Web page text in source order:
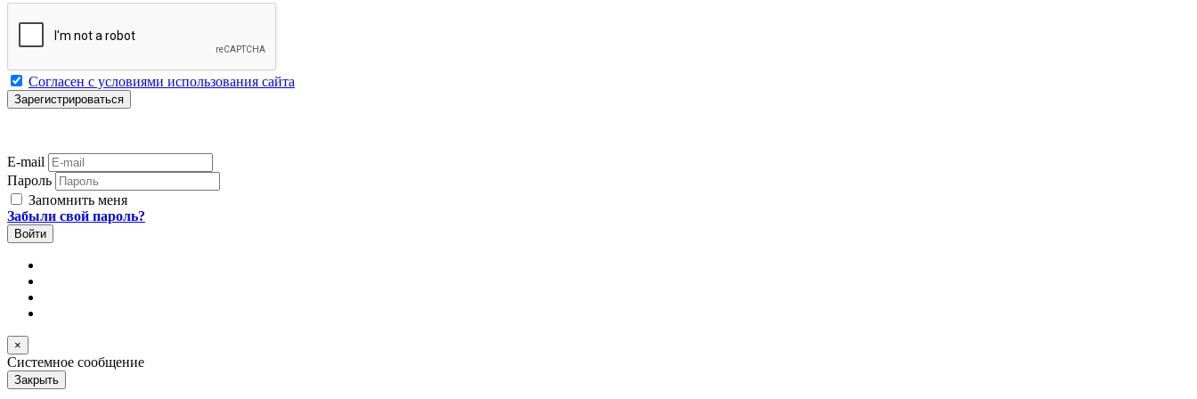
Согласен с условиями использования сайта
E-mail
Пароль
Запомнить меня
Забыли свой пароль?
×
Системное сообщение
Закрыть